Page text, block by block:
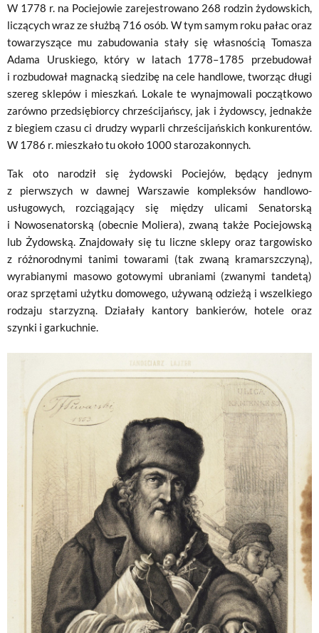
W 1778 r. na Pociejowie zarejestrowano 268 rodzin żydowskich,
liczących wraz ze służbą 716 osób. W tym samym roku pałac oraz
towarzyszące mu zabudowania stały się własnością Tomasza
Adama Uruskiego, który w latach 1778–1785 przebudował
i rozbudował magnacką siedzibę na cele handlowe, tworząc długi
szereg sklepów i mieszkań. Lokale te wynajmowali początkowo
zarówno przedsiębiorcy chrześcijańscy, jak i żydowscy, jednakże
z biegiem czasu ci drudzy wyparli chrześcijańskich konkurentów.
W 1786 r. mieszkało tu około 1000 starozakonnych.
Tak oto narodził się żydowski Pociejów, będący jednym
z pierwszych w dawnej Warszawie kompleksów handlowo-
usługowych, rozciągający się między ulicami Senatorską
i Nowosenatorską (obecnie Moliera), zwaną także Pociejowską
lub Żydowską. Znajdowały się tu liczne sklepy oraz targowisko
z różnorodnymi tanimi towarami (tak zwaną kramarszczyną),
wyrabianymi masowo gotowymi ubraniami (zwanymi tandetą)
oraz sprzętami użytku domowego, używaną odzieżą i wszelkiego
rodzaju starzyzną. Działały kantory bankierów, hotele oraz
szynki i garkuchnie.